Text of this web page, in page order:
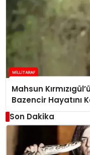
Mahsun
Bazencir Hayatını
Son Dakika